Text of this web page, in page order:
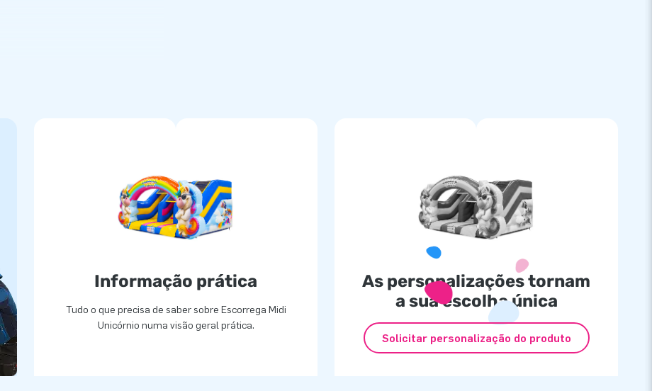
de utilizar, tanto em interiores
também é fabricado com
garante uma construção
Beneficia de 5 anos de
de assistência próprio. Com o
diversão mágica.
Informação prática
Tudo o que precisa de saber sobre Escorrega Midi
Unicórnio numa visão geral prática.
As personalizações tornam
a sua escolha única
Solicitar personalização do produto